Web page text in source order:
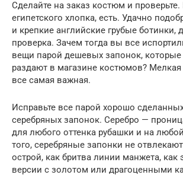
Сделайте на заказ костюм и
египетского хлопка, есть. Удачно
и крепкие английские грубые ботинки,
проверка. Зачем тогда вы все
вещи парой дешевых запонок, которые
раздают в магазине костюмов? Мелкая
все самая важная.
Исправьте все парой хорошо
серебряных запонок. Серебро —
для любого оттенка рубашки и на
того, серебряные запонки не
острой, как бритва линии манжета, как
версии с золотом или драгоценными